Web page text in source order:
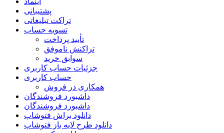
پشتیبانی
تراکت تبلیغاتی
تسویه حساب
تأیید پرداخت
تراکنش ناموفق
سوابق خرید
جزئیات حساب کاربری
حساب کاربری
همکاری در فروش
داشبورد فروشندگان
داشبورد فروشندگان
دانلود براش فتوشاپ
دانلود طرح لایه باز فتوشاپ